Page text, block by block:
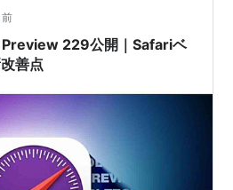
229公開｜Safariベ
善点